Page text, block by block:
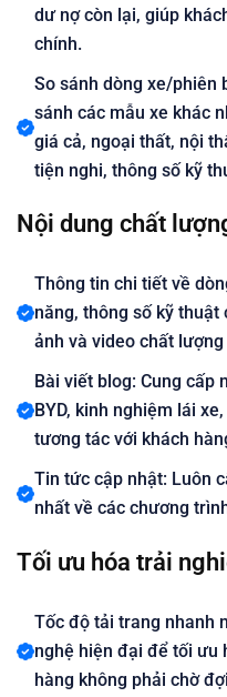
dư nợ còn lại, giúp
chính.
So sánh dòng xe/phiên
sánh các mẫu xe khác
giá cả, ngoại thất, nội
tiện nghi, thông số kỹ
Nội dung chất
Thông tin chi tiết về
năng, thông số kỹ
ảnh và video chất lượng
Bài viết blog: Cung cấp
BYD, kinh nghiệm lái
tương tác với khách
Tin tức cập nhật: Luôn
nhất về các chương
Tối ưu hóa trải
Tốc độ tải trang nhanh
nghệ hiện đại để tối ưu
hàng không phải chờ